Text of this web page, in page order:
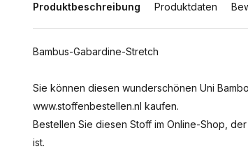
Produktbeschreibung Produktdaten
Bambus-Gabardine-Stretch
Sie können diesen wunderschönen Uni
www.stoffenbestellen.nl kaufen.
Bestellen Sie diesen Stoff im Online-Shop,
ist.